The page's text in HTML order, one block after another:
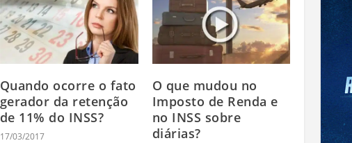
Quando ocorre o fato
gerador da retenção
de 11% do INSS?
17/03/2017
O que mudou no
Imposto de Renda e
no INSS sobre
diárias?